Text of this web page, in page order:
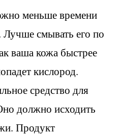
меньше времени
смывать его по
ваша кожа быстрее
кислород.
средство для
должно исходить
Продукт